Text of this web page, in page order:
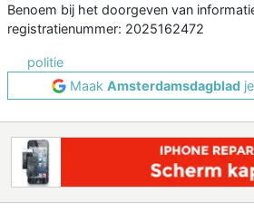
Benoem bij het doorgeven van
registratienummer: 2025162472
politie
Maak Amsterdamsdagblad